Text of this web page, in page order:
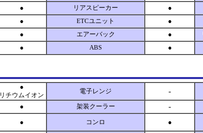
● リアスピーカー ●
● ETCユニット ●
● エアーバック ●
● ABS ●
●
リチウムイオン
電子レンジ -
● 架装クーラー -
● コンロ ●